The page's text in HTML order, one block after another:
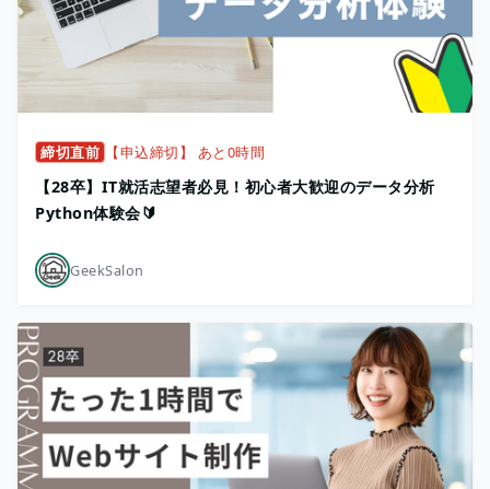
締切直前 【申込締切】 あと0時間
【28卒】IT就活志望者必見！初心者大歓迎のデータ分析
Python体験会🔰
GeekSalon